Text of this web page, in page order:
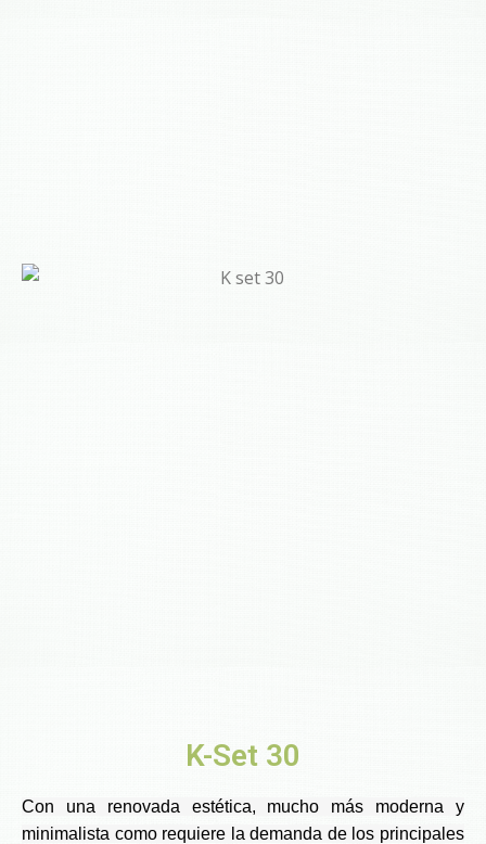
K-Set 30
Con una renovada estética, mucho más moderna y
minimalista como requiere la demanda de los principales